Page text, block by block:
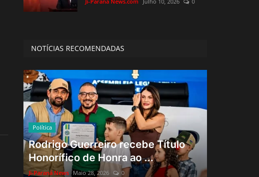
NOTÍCIAS RECOMENDADAS
Política
Rodrigo Guerreiro recebe Título
Honorífico de Honra ao ...
Ji-Paraná News Maio 28, 2026 0